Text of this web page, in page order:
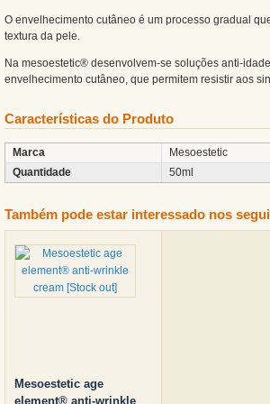
O envelhecimento cutâneo é um processo gradual
textura da pele.
Na mesoestetic® desenvolvem-se soluções anti-
envelhecimento cutâneo, que permitem resistir aos
Características do Produto
Marca
Mesoestetic
Quantidade
50ml
Também pode estar interessado nos
Mesoestetic age
element® anti-wrinkle